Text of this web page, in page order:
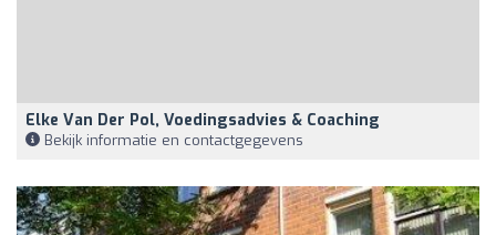
Elke Van Der Pol, Voedingsadvies & Coaching
Bekijk informatie en contactgegevens